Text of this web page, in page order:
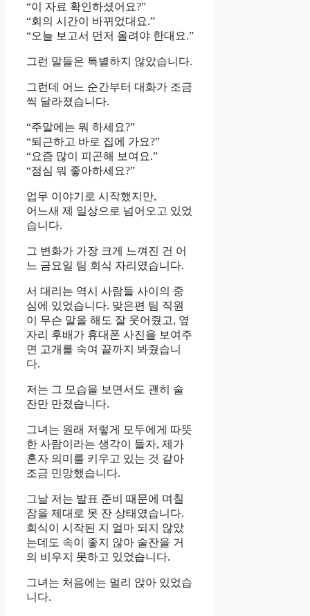
“이 자료 확인하셨어요?”
“회의 시간이 바뀌었대요.”
“오늘 보고서 먼저 올려야 한대요.”
그런 말들은 특별하지 않았습니다.
그런데 어느 순간부터 대화가 조금
씩 달라졌습니다.
“주말에는 뭐 하세요?”
“퇴근하고 바로 집에 가요?”
“요즘 많이 피곤해 보여요.”
“점심 뭐 좋아하세요?”
업무 이야기로 시작했지만,
어느새 제 일상으로 넘어오고 있었
습니다.
그 변화가 가장 크게 느껴진 건 어
느 금요일 팀 회식 자리였습니다.
서 대리는 역시 사람들 사이의 중
심에 있었습니다. 맞은편 팀 직원
이 무슨 말을 해도 잘 웃어줬고, 옆
자리 후배가 휴대폰 사진을 보여주
면 고개를 숙여 끝까지 봐줬습니
다.
저는 그 모습을 보면서도 괜히 술
잔만 만졌습니다.
그녀는 원래 저렇게 모두에게 따뜻
한 사람이라는 생각이 들자, 제가
혼자 의미를 키우고 있는 것 같아
조금 민망했습니다.
그날 저는 발표 준비 때문에 며칠
잠을 제대로 못 잔 상태였습니다.
회식이 시작된 지 얼마 되지 않았
는데도 속이 좋지 않아 술잔을 거
의 비우지 못하고 있었습니다.
그녀는 처음에는 멀리 앉아 있었습
니다.